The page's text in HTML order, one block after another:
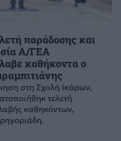
παράδοσης και
Α/ΓΕΑ
καθήκοντα ο
στη Σχολή Ικάρων,
τελετή
καθηκόντων,